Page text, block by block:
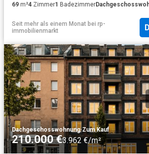
69 m²4 Zimmer1 Badezimmer
Seit mehr als einem Monat bei rp-
immobilienmarkt
Dachgeschosswohnung·Zum Kauf
210.000 €3.962 €/m²